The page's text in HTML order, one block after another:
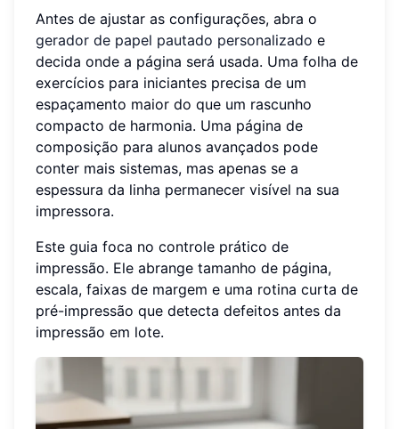
Antes de ajustar as configurações, abra o
gerador de papel pautado personalizado e
decida onde a página será usada. Uma folha de
exercícios para iniciantes precisa de um
espaçamento maior do que um rascunho
compacto de harmonia. Uma página de
composição para alunos avançados pode
conter mais sistemas, mas apenas se a
espessura da linha permanecer visível na sua
impressora.
Este guia foca no controle prático de
impressão. Ele abrange tamanho de página,
escala, faixas de margem e uma rotina curta de
pré-impressão que detecta defeitos antes da
impressão em lote.